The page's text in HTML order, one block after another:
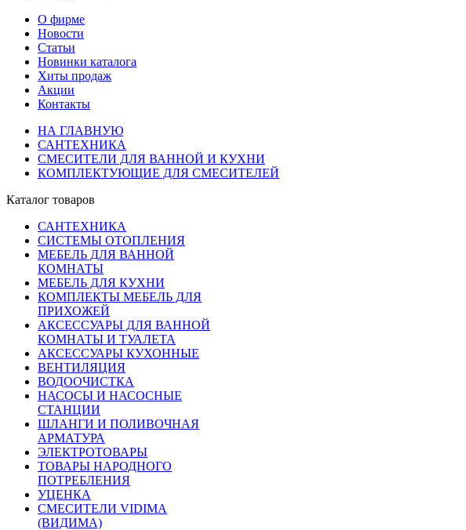
О фирме
Новости
Статьи
Новинки каталога
Хиты продаж
Акции
Контакты
НА ГЛАВНУЮ
САНТЕХНИКА
СМЕСИТЕЛИ ДЛЯ ВАННОЙ И КУХНИ
КОМПЛЕКТУЮЩИЕ ДЛЯ СМЕСИТЕЛЕЙ
Каталог товаров
САНТЕХНИКА
СИСТЕМЫ ОТОПЛЕНИЯ
МЕБЕЛЬ ДЛЯ ВАННОЙ
КОМНАТЫ
МЕБЕЛЬ ДЛЯ КУХНИ
КОМПЛЕКТЫ МЕБЕЛЬ ДЛЯ
ПРИХОЖЕЙ
АКСЕССУАРЫ ДЛЯ ВАННОЙ
КОМНАТЫ И ТУАЛЕТА
АКСЕССУАРЫ КУХОННЫЕ
ВЕНТИЛЯЦИЯ
ВОДООЧИСТКА
НАСОСЫ И НАСОСНЫЕ
СТАНЦИИ
ШЛАНГИ И ПОЛИВОЧНАЯ
АРМАТУРА
ЭЛЕКТРОТОВАРЫ
ТОВАРЫ НАРОДНОГО
ПОТРЕБЛЕНИЯ
УЦЕНКА
СМЕСИТЕЛИ VIDIMA
(ВИДИМА)